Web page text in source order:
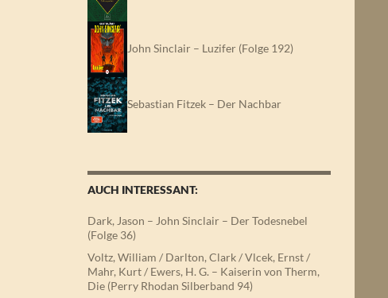
John Sinclair – Luzifer (Folge 192)
Sebastian Fitzek – Der Nachbar
AUCH INTERESSANT:
Dark, Jason – John Sinclair – Der Todesnebel
(Folge 36)
Voltz, William / Darlton, Clark / Vlcek, Ernst /
Mahr, Kurt / Ewers, H. G. – Kaiserin von Therm,
Die (Perry Rhodan Silberband 94)